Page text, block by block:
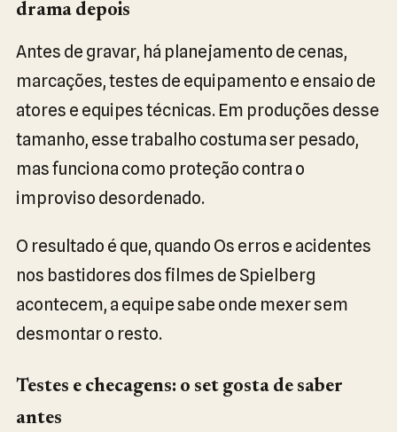
drama depois
Antes de gravar, há planejamento de cenas,
marcações, testes de equipamento e ensaio de
atores e equipes técnicas. Em produções desse
tamanho, esse trabalho costuma ser pesado,
mas funciona como proteção contra o
improviso desordenado.
O resultado é que, quando Os erros e acidentes
nos bastidores dos filmes de Spielberg
acontecem, a equipe sabe onde mexer sem
desmontar o resto.
Testes e checagens: o set gosta de saber
antes